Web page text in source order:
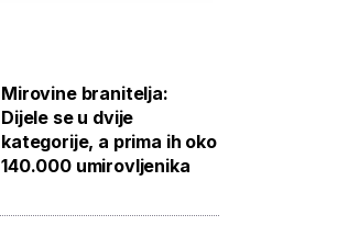
Mirovine branitelja:
Dijele se u dvije
kategorije, a prima ih oko
140.000 umirovljenika